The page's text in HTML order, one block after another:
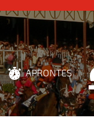
APRONTES